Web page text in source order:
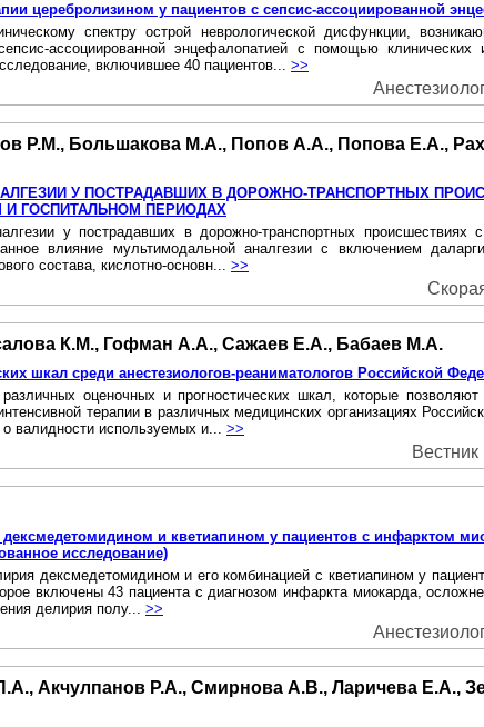
церебролизином у пациентов с сепсис-ассоциированной
спектру острой неврологической дисфункции,
ассоциированной энцефалопатией с помощью
включившее 40 пациентов... >>
Р.М., Большакова М.А., Попов А.А., Попова Е.А.,
У ПОСТРАДАВШИХ B ДОРОЖНО-ТРАНСПОРТНЫХ
И ГОСПИТАЛЬНОМ ПЕРИОДАХ
у пострадавших в дорожно-транспортных происшествиях
влияние мультимодальной аналгезии с включением
состава, кислотно-основн... >>
К.М., Гофман А.А., Сажаев Е.А., Бабаев М.А.
шкал среди анестезиологов-реаниматологов Российской
оценочных и прогностических шкал, которые
терапии в различных медицинских организациях
о валидности используемых и... >>
и кветиапином у пациентов с инфарктом
исследование)
дексмедетомидином и его комбинацией с кветиапином у
включены 43 пациента с диагнозом инфаркта миокарда,
делирия полу... >>
Акчулпанов Р.А., Смирнова А.В., Ларичева Е.А.,